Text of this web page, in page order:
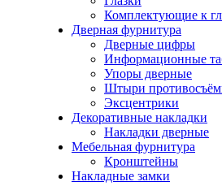
Комплектующие к
Дверная фурнитура
Дверные цифры
Информационные
Упоры дверные
Штыри
Эксцентрики
Декоративные накладки
Накладки дверные
Мебельная фурнитура
Кронштейны
Накладные замки